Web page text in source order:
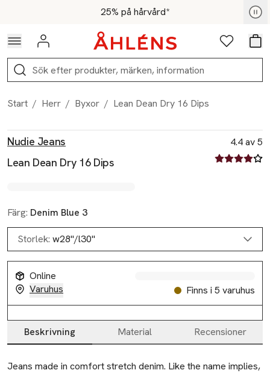
Hoppa till navigationsmenyn25% på hårvård*
För medlemmar - Shoppa nu
Logga in Favoriter
Sök
Start / Herr / Byxor / Lean Dean Dry 16 Dips
Nudie Jeans
Lean Dean Dry 16 Dips
4.4 av 5
4.4 av fem
Färg: Denim Blue 3
Storlek: w28"/l30"
Online
Varuhus
Finns i 5 varuhus
Beskrivning Material Recensioner
Beskrivning
Jeans made in comfort stretch denim. Like the name implies,